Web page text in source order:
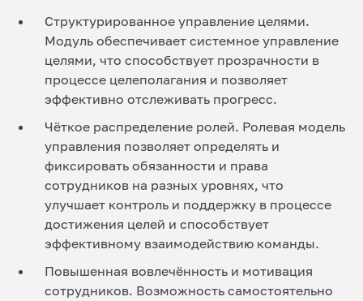
Структурированное управление целями.
Модуль обеспечивает системное управление
целями, что способствует прозрачности в
процессе целеполагания и позволяет
эффективно отслеживать прогресс.
Чёткое распределение ролей. Ролевая модель
управления позволяет определять и
фиксировать обязанности и права
сотрудников на разных уровнях, что
улучшает контроль и поддержку в процессе
достижения целей и способствует
эффективному взаимодействию команды.
Повышенная вовлечённость и мотивация
сотрудников. Возможность самостоятельно